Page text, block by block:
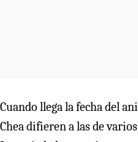
Cuando llega la fecha del
Chea difieren a las de